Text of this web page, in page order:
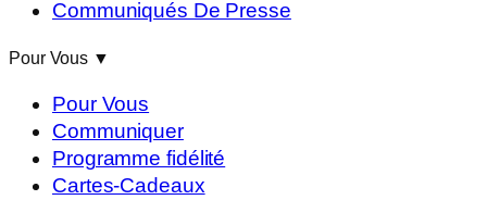
Communiqués De Presse
Pour Vous ▼
Pour Vous
Communiquer
Programme fidélité
Cartes-Cadeaux